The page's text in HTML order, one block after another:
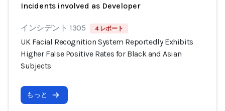
Incidents involved as Developer
インシデント 1305 4 レポート
UK Facial Recognition System Reportedly Exhibits
Higher False Positive Rates for Black and Asian
Subjects
もっと